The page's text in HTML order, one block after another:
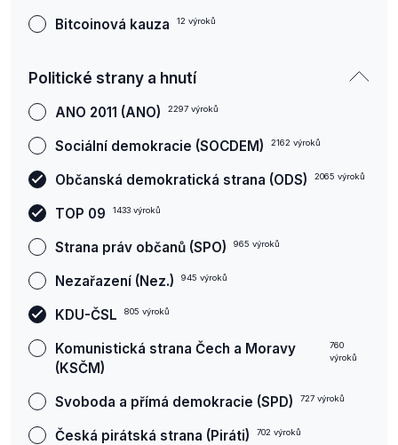
Bitcoinová kauza 12 výroků
Politické strany a hnutí
ANO 2011 (ANO) 2297 výroků
Sociální demokracie (SOCDEM) 2162 výroků
Občanská demokratická strana (ODS) 2065 výroků
TOP 09 1433 výroků
Strana práv občanů (SPO) 965 výroků
Nezařazení (Nez.) 945 výroků
KDU-ČSL 805 výroků
Komunistická strana Čech a Moravy
(KSČM)
760
výroků
Svoboda a přímá demokracie (SPD) 727 výroků
Česká pirátská strana (Piráti) 702 výroků